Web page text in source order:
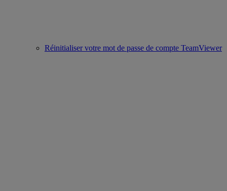
Réinitialiser votre mot de passe de compte TeamViewer